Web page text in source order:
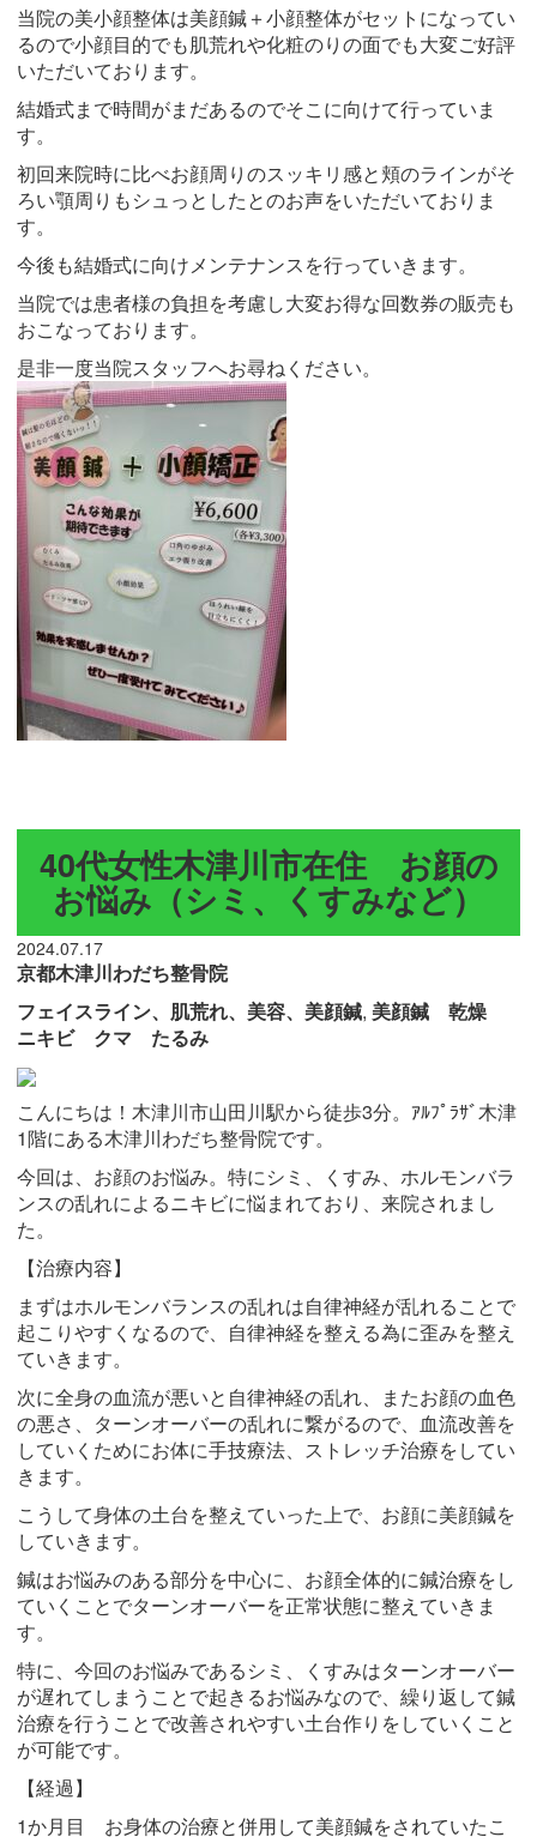
当院の美小顔整体は美顔鍼＋小顔整体がセットになってい
るので小顔目的でも肌荒れや化粧のりの面でも大変ご好評
いただいております。
結婚式まで時間がまだあるのでそこに向けて行っていま
す。
初回来院時に比べお顔周りのスッキリ感と頬のラインがそ
ろい顎周りもシュっとしたとのお声をいただいておりま
す。
今後も結婚式に向けメンテナンスを行っていきます。
当院では患者様の負担を考慮し大変お得な回数券の販売も
おこなっております。
是非一度当院スタッフへお尋ねください。
40代女性木津川市在住 お顔の
お悩み（シミ、くすみなど）
2024.07.17
京都木津川わだち整骨院
フェイスライン、肌荒れ、美容、美顔鍼, 美顔鍼 乾燥
ニキビ クマ たるみ
こんにちは！木津川市山田川駅から徒歩3分。ｱﾙﾌﾟﾗｻﾞ木津
1階にある木津川わだち整骨院です。
今回は、お顔のお悩み。特にシミ、くすみ、ホルモンバラ
ンスの乱れによるニキビに悩まれており、来院されまし
た。
【治療内容】
まずはホルモンバランスの乱れは自律神経が乱れることで
起こりやすくなるので、自律神経を整える為に歪みを整え
ていきます。
次に全身の血流が悪いと自律神経の乱れ、またお顔の血色
の悪さ、ターンオーバーの乱れに繋がるので、血流改善を
していくためにお体に手技療法、ストレッチ治療をしてい
きます。
こうして身体の土台を整えていった上で、お顔に美顔鍼を
していきます。
鍼はお悩みのある部分を中心に、お顔全体的に鍼治療をし
ていくことでターンオーバーを正常状態に整えていきま
す。
特に、今回のお悩みであるシミ、くすみはターンオーバー
が遅れてしまうことで起きるお悩みなので、繰り返して鍼
治療を行うことで改善されやすい土台作りをしていくこと
が可能です。
【経過】
1か月目 お身体の治療と併用して美顔鍼をされていたこ